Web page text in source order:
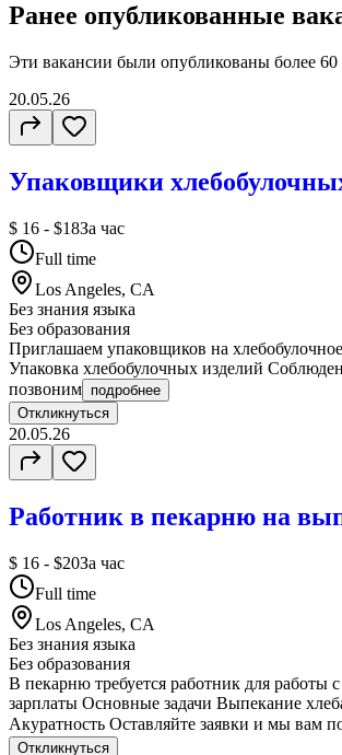
Ранее опубликованные
Эти вакансии были опубликованы более 60
20.05.26
Упаковщики
$ 16 - $18За час
Full time
Los Angeles, CA
Без знания языка
Без образования
Приглашаем упаковщиков на
Упаковка хлебобулочных изделий
позвоним подробнее
Откликнуться
20.05.26
Работник в пекарню на
$ 16 - $20За час
Full time
Los Angeles, CA
Без знания языка
Без образования
В пекарню требуется работник для
зарплаты Основные задачи Выпекание
Акуратность Оставляйте заявки и мы вам
Откликнуться